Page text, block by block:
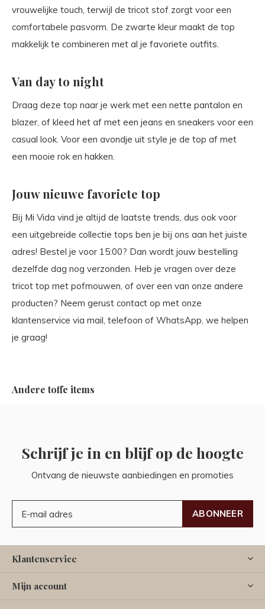
vrouwelijke touch, terwijl de tricot stof zorgt voor een
comfortabele pasvorm. De zwarte kleur maakt de top
makkelijk te combineren met al je favoriete outfits.
Van day to night
Draag deze top naar je werk met een nette pantalon en
blazer, of kleed het af met een jeans en sneakers voor een
casual look. Voor een avondje uit style je de top af met
een mooie rok en hakken.
Jouw nieuwe favoriete top
Bij Mi Vida vind je altijd de laatste trends, dus ook voor
een uitgebreide collectie tops ben je bij ons aan het juiste
adres! Bestel je voor 15:00? Dan wordt jouw bestelling
dezelfde dag nog verzonden. Heb je vragen over deze
tricot top met pofmouwen, of over een van onze andere
producten? Neem gerust contact op met onze
klantenservice via mail, telefoon of WhatsApp, we helpen
je graag!
Andere toffe items
Schrijf je in en blijf op de hoogte
Ontvang de nieuwste aanbiedingen en promoties
ABONNEER
Klantenservice
Mijn account